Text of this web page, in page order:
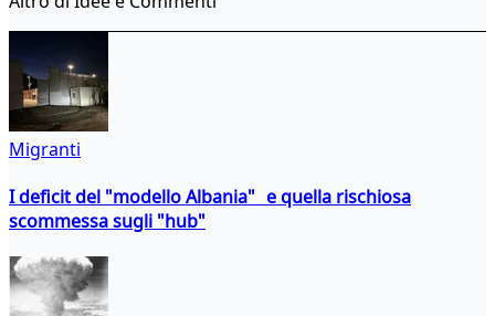
Migranti
I deficit del "modello Albania" e quella rischiosa
scommessa sugli "hub"